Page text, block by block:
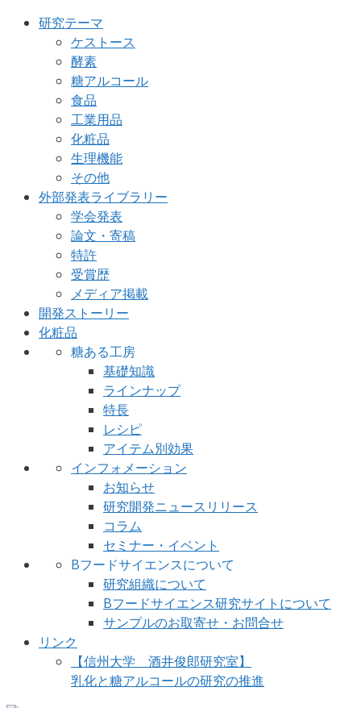
研究テーマ
ケストース
酵素
糖アルコール
食品
工業用品
化粧品
生理機能
その他
外部発表ライブラリー
学会発表
論文・寄稿
特許
受賞歴
メディア掲載
開発ストーリー
化粧品
糖ある工房
基礎知識
ラインナップ
特長
レシピ
アイテム別効果
インフォメーション
お知らせ
研究開発ニュースリリース
コラム
セミナー・イベント
Bフードサイエンスについて
研究組織について
Bフードサイエンス研究サイトについて
サンプルのお取寄せ・お問合せ
リンク
【信州大学 酒井俊郎研究室】
乳化と糖アルコールの研究の推進